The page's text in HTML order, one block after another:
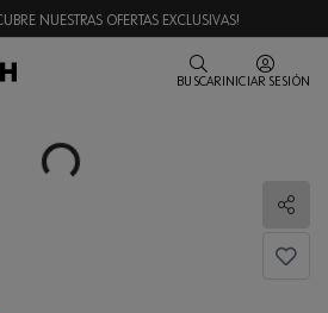
NUESTRAS OFERTAS EXCLUSIVAS!
BUSCAR INICIAR SESIÓN
Loading...